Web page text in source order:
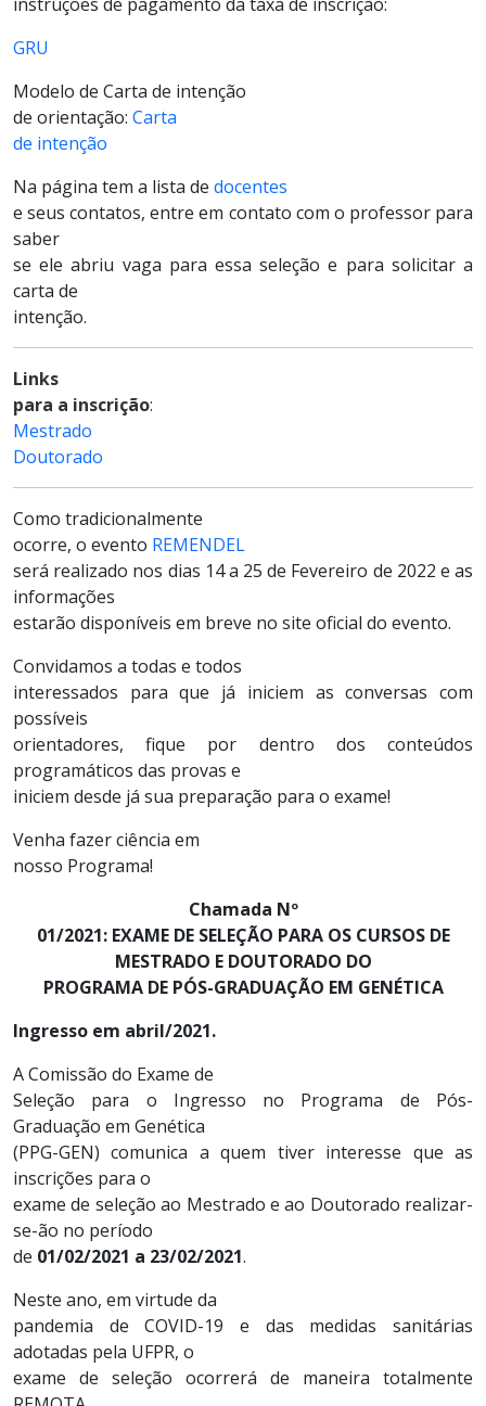
GRU
Modelo de Carta de intenção
de orientação: Carta
de intenção
Na página tem a lista de docentes
e seus contatos, entre em contato com o professor para
saber
se ele abriu vaga para essa seleção e para solicitar a
carta de
intenção.
Links
para a inscrição:
Mestrado
Doutorado
Como tradicionalmente
ocorre, o evento REMENDEL
será realizado nos dias 14 a 25 de Fevereiro de 2022 e as
informações
estarão disponíveis em breve no site oficial do evento.
Convidamos a todas e todos
interessados para que já iniciem as conversas com
possíveis
orientadores, fique por dentro dos conteúdos
programáticos das provas e
iniciem desde já sua preparação para o exame!
Venha fazer ciência em
nosso Programa!
Chamada Nº
01/2021: EXAME DE SELEÇÃO PARA OS CURSOS DE
MESTRADO E DOUTORADO DO
PROGRAMA DE PÓS-GRADUAÇÃO EM GENÉTICA
Ingresso em abril/2021.
A Comissão do Exame de
Seleção para o Ingresso no Programa de Pós-
Graduação em Genética
(PPG-GEN) comunica a quem tiver interesse que as
inscrições para o
exame de seleção ao Mestrado e ao Doutorado realizar-
se-ão no período
de 01/02/2021 a 23/02/2021.
Neste ano, em virtude da
pandemia de COVID-19 e das medidas sanitárias
adotadas pela UFPR, o
exame de seleção ocorrerá de maneira totalmente